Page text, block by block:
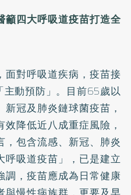
籲四大呼吸道疫苗打造全
面對呼吸道疾病，疫苗接
動預防」。目前65歲以
冠及肺炎鏈球菌疫苗，
降低近八成重症風險，
，包含流感、新冠、肺炎
呼吸道疫苗」，已是建立
調，疫苗應成為日常健康